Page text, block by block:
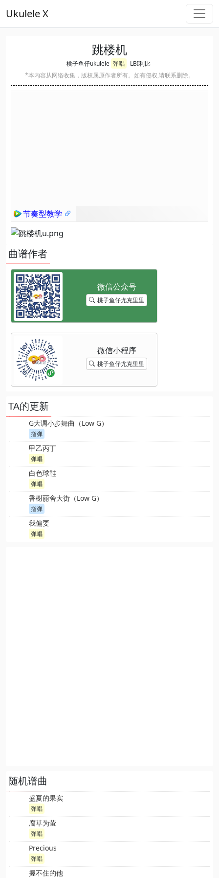
Ukulele X
跳楼机
桃子鱼仔ukulele 弹唱
LBI利比
*本内容从网络收集，版权属原作者所有。如有侵权,请联系删除。
节奏型教学
曲谱作者
桃子鱼仔尤克里里
桃子鱼仔尤克里里
TA的更新
G大调小步舞曲（Low G）
指弹
甲乙丙丁
弹唱
白色球鞋
弹唱
香榭丽舍大街（Low G）
指弹
我偏要
弹唱
随机谱曲
盛夏的果实
弹唱
腐草为萤
弹唱
Precious
弹唱
握不住的他